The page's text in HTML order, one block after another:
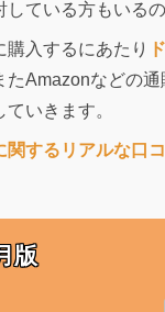
している方もいる
入するにあたり
たAmazonなどの
いきます。
関するリアルな口
版